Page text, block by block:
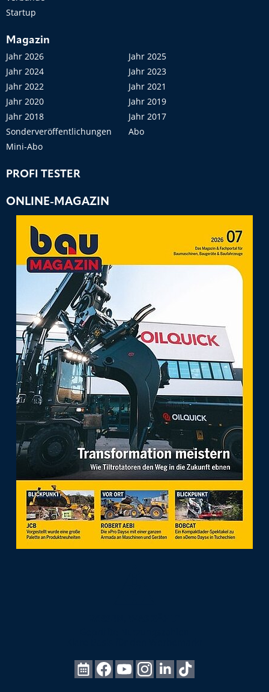
Startup
Magazin
Jahr 2026
Jahr 2025
Jahr 2024
Jahr 2023
Jahr 2022
Jahr 2021
Jahr 2020
Jahr 2019
Jahr 2018
Jahr 2017
Sonderveröffentlichungen
Abo
Mini-Abo
PROFI TESTER
ONLINE-MAGAZIN